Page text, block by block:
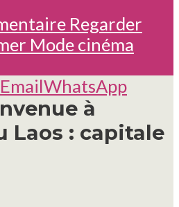
Regarder
Mode cinéma
EmailWhatsApp
à
Laos : capitale